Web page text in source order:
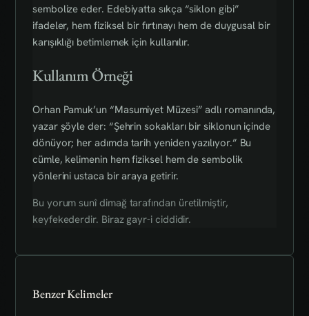
sembolize eder. Edebiyatta sıkça “siklon gibi”
ifadeler, hem fiziksel bir fırtınayı hem de duygusal bir
karışıklığı betimlemek için kullanılır.
Kullanım Örneği
Orhan Pamuk’un “Masumiyet Müzesi” adlı romanında,
yazar şöyle der: “Şehrin sokakları bir siklonun içinde
dönüyor; her adımda tarih yeniden yazılıyor.” Bu
cümle, kelimenin hem fiziksel hem de sembolik
yönlerini ustaca bir araya getirir.
Bu yorum sunî dimağ tarafından üretilmiştir,
keyfekederdir. Biraz gayr-i ciddidir.
Benzer Kelimeler